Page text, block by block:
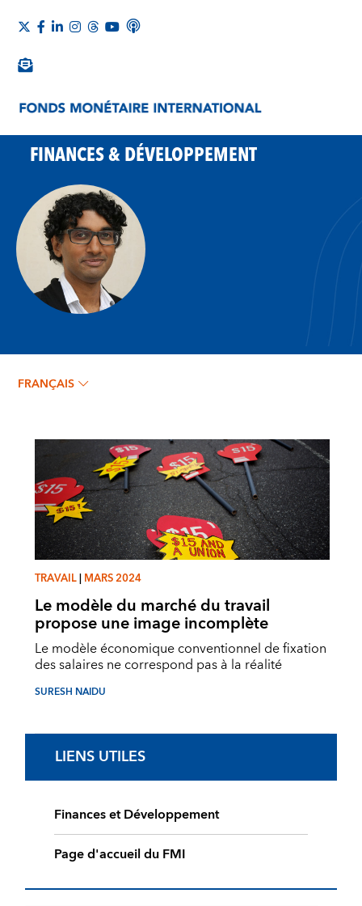
FINANCES & DÉVELOPPEMENT
SURESH NAIDU
FRANÇAIS
TRAVAIL|MARS 2024
Le modèle du marché du travail
propose une image incomplète
Le modèle économique conventionnel de fixation
des salaires ne correspond pas à la réalité
SURESH NAIDU
LIENS UTILES
Finances et Développement
Page d'accueil du FMI